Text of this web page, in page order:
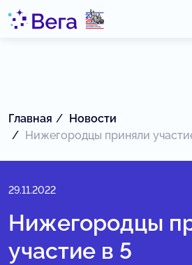
Главная
Новости
Нижегородцы приняли
29.11.2022
Нижегородцы
участие в 5